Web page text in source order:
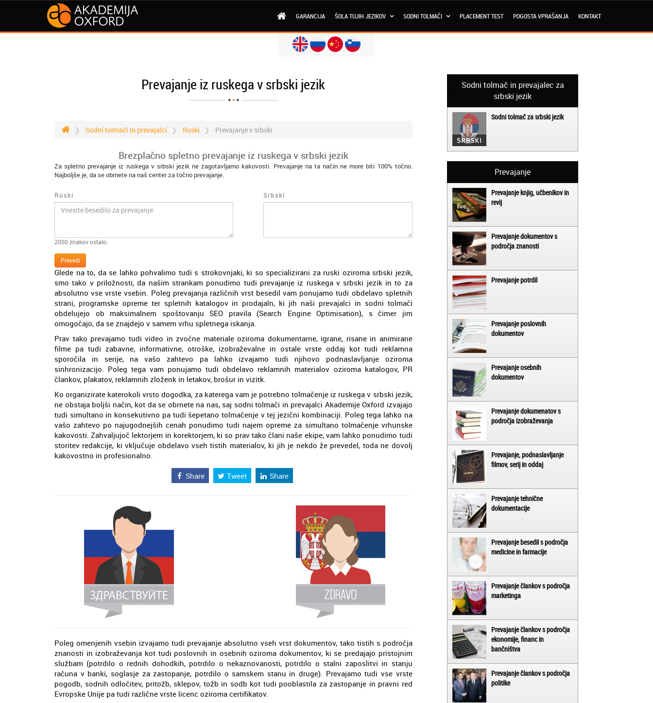
GARANCIJA ŠOLA TUJIH JEZIKOV SODNI TOLMAČI PLACEMENT TEST POGOSTA VPRAŠANJA KONTAKT
Prevajanje iz ruskega v srbski jezik
Sodni tolmači in prevajalci Ruski Prevajanje v srbski
Brezplačno spletno prevajanje iz ruskega v srbski jezik
Za spletno prevajanje iz ruskega v srbski jezik ne zagotavljamo kakovosti. Prevajanje na ta način ne more biti 100% točno.
Najboljše je, da se obrnete na naš center za točno prevajanje.
Ruski
2000 znakov ostalo.
Srbski
Prevedi
Glede na to, da se lahko pohvalimo tudi s strokovnjaki, ki so specializirani za ruski oziroma srbski jezik,
smo tako v priložnosti, da našim strankam ponudimo tudi prevajanje iz ruskega v srbski jezik in to za
absolutno vse vrste vsebin. Poleg prevajanja različnih vrst besedil vam ponujamo tudi obdelavo spletnih
strani, programske opreme ter spletnih katalogov in prodajaln, ki jih naši prevajalci in sodni tolmači
obdelujejo ob maksimalnem spoštovanju SEO pravila (Search Engine Optimisation), s čimer jim
omogočajo, da se znajdejo v samem vrhu spletnega iskanja.
Prav tako prevajamo tudi video in zvočne materiale oziroma dokumentarne, igrane, risane in animirane
filme pa tudi zabavne, informativne, otroške, izobraževalne in ostale vrste oddaj kot tudi reklamna
sporočila in serije, na vašo zahtevo pa lahko izvajamo tudi njihovo podnaslavljanje oziroma
sinhronizacijo. Poleg tega vam ponujamo tudi obdelavo reklamnih materialov oziroma katalogov, PR
člankov, plakatov, reklamnih zloženk in letakov, brošur in vizitk.
Ko organizirate katerokoli vrsto dogodka, za katerega vam je potrebno tolmačenje iz ruskega v srbski jezik,
ne obstaja boljši način, kot da se obrnete na nas, saj sodni tolmači in prevajalci Akademije Oxford izvajajo
tudi simultano in konsekutivno pa tudi šepetano tolmačenje v tej jezični kombinaciji. Poleg tega lahko na
vašo zahtevo po najugodnejših cenah ponudimo tudi najem opreme za simultano tolmačenje vrhunske
kakovosti. Zahvaljujoč lektorjem in korektorjem, ki so prav tako člani naše ekipe, vam lahko ponudimo tudi
storitev redakcije, ki vključuje obdelavo vseh tistih materialov, ki jih je nekdo že prevedel, toda ne dovolj
kakovostno in profesionalno.
Share Tweet Share
Poleg omenjenih vsebin izvajamo tudi prevajanje absolutno vseh vrst dokumentov, tako tistih s področja
znanosti in izobraževanja kot tudi poslovnih in osebnih oziroma dokumentov, ki se predajajo pristojnim
službam (potrdilo o rednih dohodkih, potrdilo o nekaznovanosti, potrdilo o stalni zaposlitvi in stanju
računa v banki, soglasje za zastopanje, potrdilo o samskem stanu in druge). Prevajamo tudi vse vrste
pogodb, sodnih odločitev, pritožb, sklepov, tožb in sodb kot tudi pooblastila za zastopanje in pravni red
Evropske Unije pa tudi različne vrste licenc oziroma certifikatov.
Sodni tolmač in prevajalec za
srbski jezik
Sodni tolmač za srbski jezik
Prevajanje
Prevajanje knjig, učbenikov in
revij
Prevajanje dokumentov s
področja znanosti
Prevajanje potrdil
Prevajanje poslovnih
dokumentov
Prevajanje osebnih
dokumentov
Prevajanje dokumenatov s
področja izobraževanja
Prevajanje, podnaslavljanje
filmov, serij in oddaj
Prevajanje tehnične
dokumentacije
Prevajanje besedil s področja
medicine in farmacije
Prevajanje člankov s področja
marketinga
Prevajanje člankov s področja
ekonomije, financ in
bančništva
Prevajanje člankov s področja
politike